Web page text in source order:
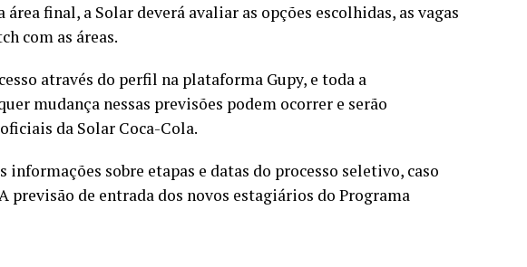
área final, a Solar deverá avaliar as opções escolhidas, as vagas
com as áreas.
através do perfil na plataforma Gupy, e toda a
mudança nessas previsões podem ocorrer e serão
da Solar Coca-Cola.
sobre etapas e datas do processo seletivo, caso
previsão de entrada dos novos estagiários do Programa